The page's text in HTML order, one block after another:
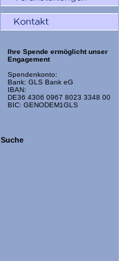
Ihre Spende ermöglicht unser
Engagement
Spendenkonto:
Bank: GLS Bank eG
IBAN:
DE36 4306 0967 8023 3348 00
BIC: GENODEM1GLS
Suche